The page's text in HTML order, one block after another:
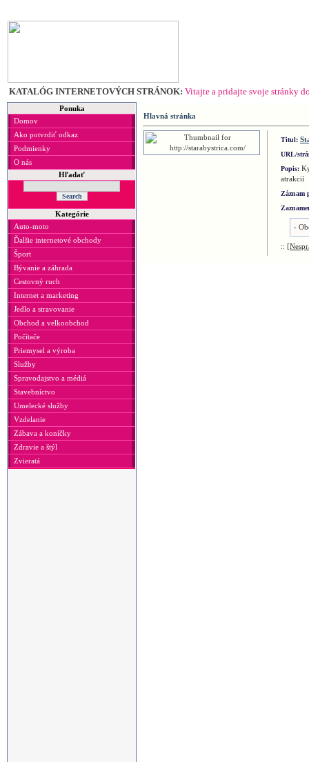
KATALÓG INTERNETOVÝCH STRÁNOK: Vitajte a pridajte svoje stránky
Ponuka
Domov
Ako potvrdiť odkaz
Podmienky
O nás
Hľadať
Kategórie
Auto-moto
Ďalšie internetové obchody
Šport
Bývanie a záhrada
Cestovný ruch
Internet a marketing
Jedlo a stravovanie
Obchod a velkoobchod
Počítače
Priemysel a výroba
Služby
Spravodajstvo a médiá
Stavebníctvo
Umelecké služby
Vzdelanie
Zábava a koníčky
Zdravie a štýl
Zvieratá
Hlavná stránka
Titul:
URL/
Popis:
atrakcií
Záznam
-
::